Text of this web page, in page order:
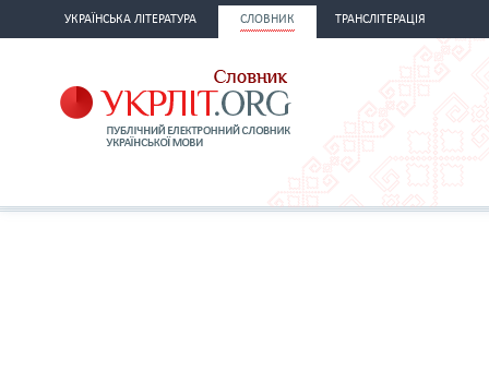
УКРАЇНСЬКА ЛІТЕРАТУРА СЛОВНИК ТРАНСЛІТЕРАЦІЯ